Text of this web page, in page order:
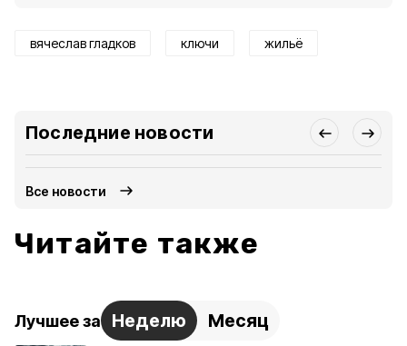
вячеслав гладков ключи жильё
Последние новости
Все новости
Читайте также
Лучшее за Неделю Месяц